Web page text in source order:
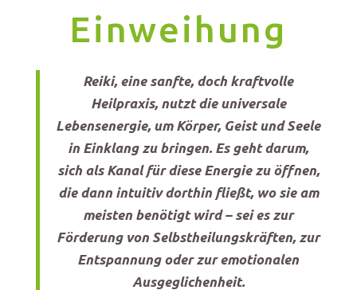
Einweihung
Reiki, eine sanfte, doch kraftvolle
Heilpraxis, nutzt die universale
Lebensenergie, um Körper, Geist und Seele
in Einklang zu bringen. Es geht darum,
sich als Kanal für diese Energie zu öffnen,
die dann intuitiv dorthin fließt, wo sie am
meisten benötigt wird – sei es zur
Förderung von Selbstheilungskräften, zur
Entspannung oder zur emotionalen
Ausgeglichenheit.